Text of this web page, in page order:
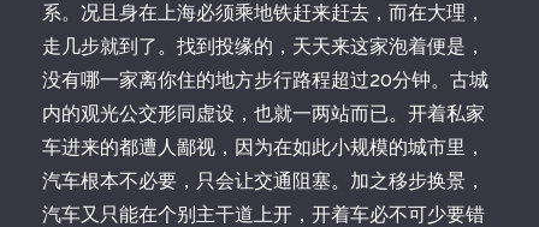
系。况且身在上海必须乘地铁赶来赶去，而在大理，
走几步就到了。找到投缘的，天天来这家泡着便是，
没有哪一家离你住的地方步行路程超过20分钟。古城
内的观光公交形同虚设，也就一两站而已。开着私家
车进来的都遭人鄙视，因为在如此小规模的城市里，
汽车根本不必要，只会让交通阻塞。加之移步换景，
汽车又只能在个别主干道上开，开着车必不可少要错